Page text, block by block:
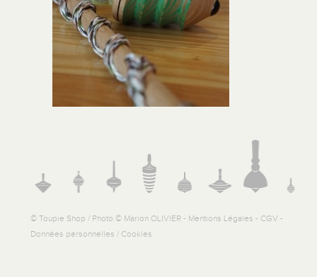
© Toupie Shop / Photo © Marion OLIVIER - Mentions Légales - CGV -
Données personnelles / Cookies